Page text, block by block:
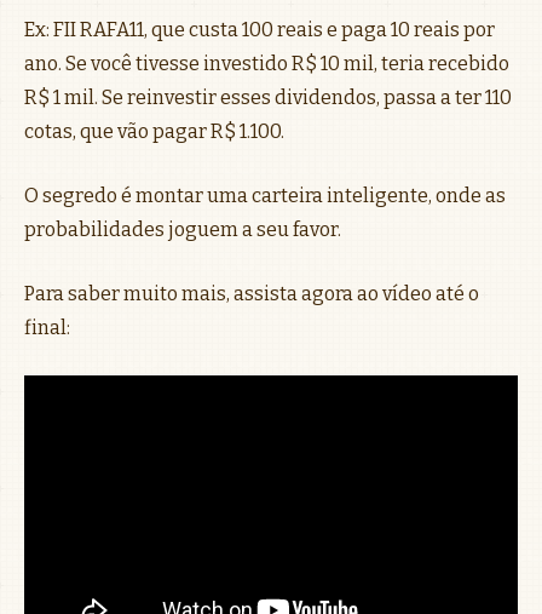
Ex: FII RAFA11, que custa 100 reais e paga 10 reais por
ano. Se você tivesse investido R$ 10 mil, teria recebido
R$ 1 mil. Se reinvestir esses dividendos, passa a ter 110
cotas, que vão pagar R$ 1.100.
O segredo é montar uma carteira inteligente, onde as
probabilidades joguem a seu favor.
Para saber muito mais, assista agora ao vídeo até o
final: